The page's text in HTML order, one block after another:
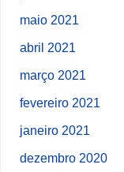
maio 2021
abril 2021
março 2021
fevereiro 2021
janeiro 2021
dezembro 2020